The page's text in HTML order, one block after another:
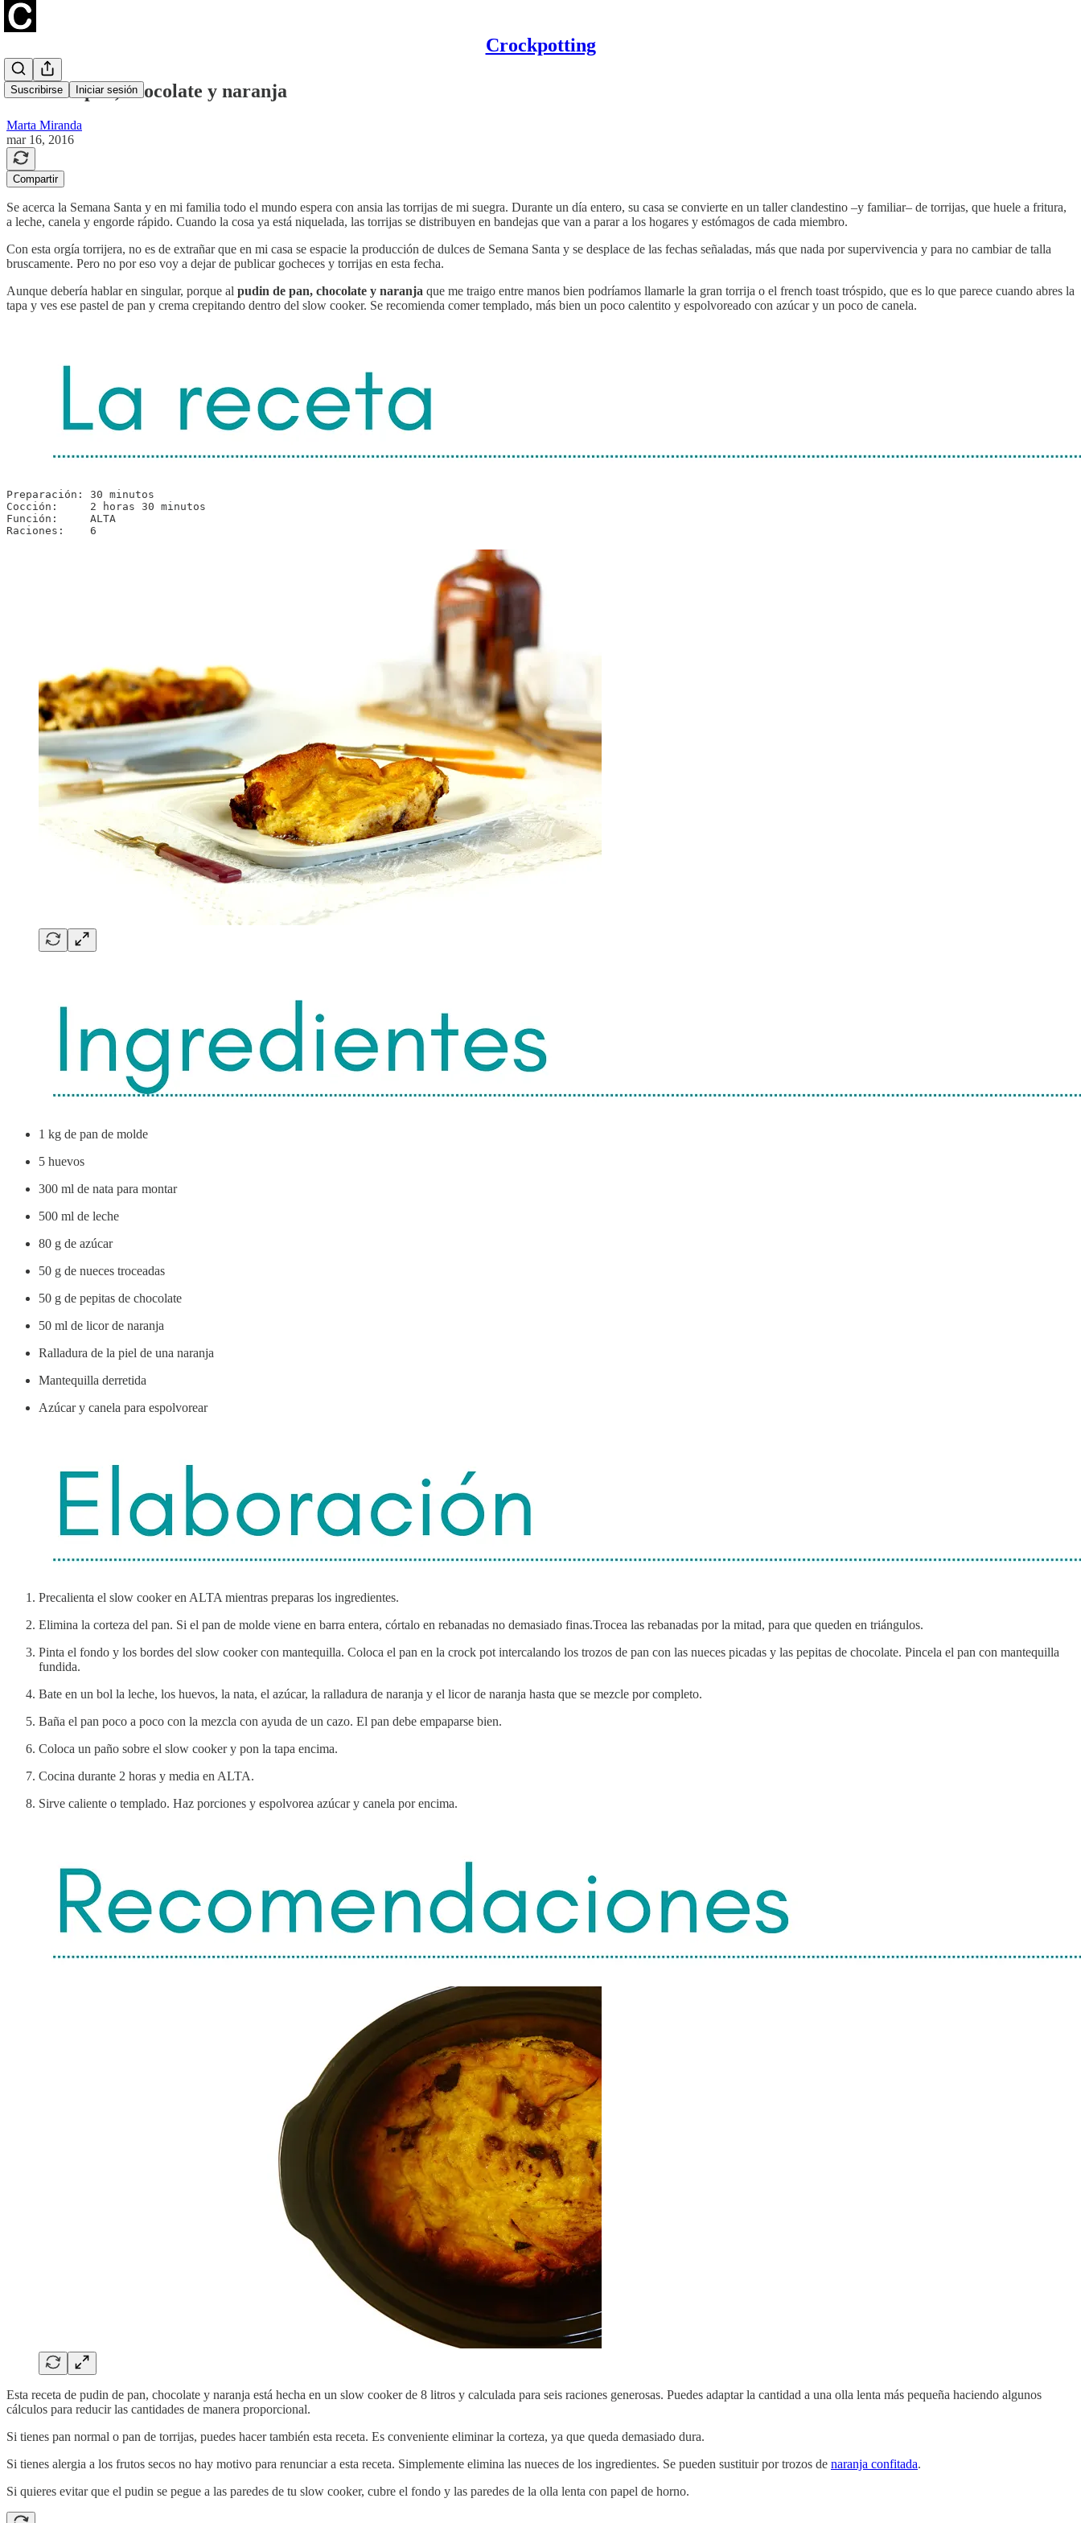
Crockpotting
Suscribirse Iniciar sesión
Pudin de pan, chocolate y naranja
Marta Miranda
mar 16, 2016
Compartir
Se acerca la Semana Santa y en mi familia todo el mundo espera con ansia las torrijas de mi suegra. Durante un día entero, su casa se convierte en un taller clandestino –y familiar– de torrijas, que huele a fritura,
a leche, canela y engorde rápido. Cuando la cosa ya está niquelada, las torrijas se distribuyen en bandejas que van a parar a los hogares y estómagos de cada miembro.
Con esta orgía torrijera, no es de extrañar que en mi casa se espacie la producción de dulces de Semana Santa y se desplace de las fechas señaladas, más que nada por supervivencia y para no cambiar de talla
bruscamente. Pero no por eso voy a dejar de publicar gocheces y torrijas en esta fecha.
Aunque debería hablar en singular, porque al pudin de pan, chocolate y naranja que me traigo entre manos bien podríamos llamarle la gran torrija o el french toast tróspido, que es lo que parece cuando abres la
tapa y ves ese pastel de pan y crema crepitando dentro del slow cooker. Se recomienda comer templado, más bien un poco calentito y espolvoreado con azúcar y un poco de canela.
Preparación: 30 minutos
Cocción:     2 horas 30 minutos
Función:     ALTA
Raciones:    6
1 kg de pan de molde
5 huevos
300 ml de nata para montar
500 ml de leche
80 g de azúcar
50 g de nueces troceadas
50 g de pepitas de chocolate
50 ml de licor de naranja
Ralladura de la piel de una naranja
Mantequilla derretida
Azúcar y canela para espolvorear
Precalienta el slow cooker en ALTA mientras preparas los ingredientes.
Elimina la corteza del pan. Si el pan de molde viene en barra entera, córtalo en rebanadas no demasiado finas.Trocea las rebanadas por la mitad, para que queden en triángulos.
Pinta el fondo y los bordes del slow cooker con mantequilla. Coloca el pan en la crock pot intercalando los trozos de pan con las nueces picadas y las pepitas de chocolate. Pincela el pan con mantequilla
fundida.
Bate en un bol la leche, los huevos, la nata, el azúcar, la ralladura de naranja y el licor de naranja hasta que se mezcle por completo.
Baña el pan poco a poco con la mezcla con ayuda de un cazo. El pan debe empaparse bien.
Coloca un paño sobre el slow cooker y pon la tapa encima.
Cocina durante 2 horas y media en ALTA.
Sirve caliente o templado. Haz porciones y espolvorea azúcar y canela por encima.
Esta receta de pudin de pan, chocolate y naranja está hecha en un slow cooker de 8 litros y calculada para seis raciones generosas. Puedes adaptar la cantidad a una olla lenta más pequeña haciendo algunos
cálculos para reducir las cantidades de manera proporcional.
Si tienes pan normal o pan de torrijas, puedes hacer también esta receta. Es conveniente eliminar la corteza, ya que queda demasiado dura.
Si tienes alergia a los frutos secos no hay motivo para renunciar a esta receta. Simplemente elimina las nueces de los ingredientes. Se pueden sustituir por trozos de naranja confitada.
Si quieres evitar que el pudin se pegue a las paredes de tu slow cooker, cubre el fondo y las paredes de la olla lenta con papel de horno.